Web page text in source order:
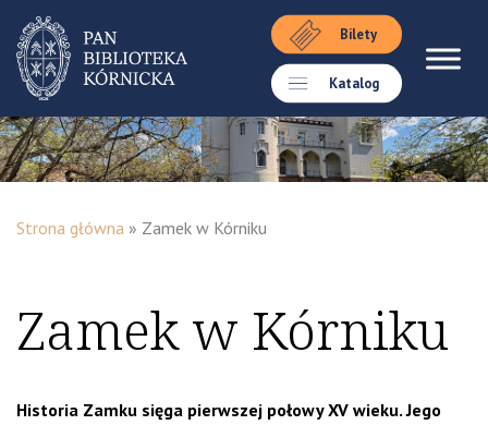
Bilety
Katalog
Strona główna » Zamek w Kórniku
Zamek w Kórniku
Historia Zamku sięga pierwszej połowy XV wieku. Jego